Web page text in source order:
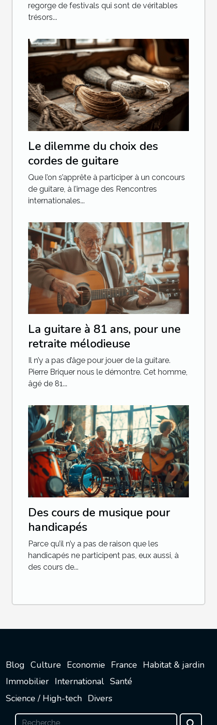
regorge de festivals qui sont de véritables
trésors...
Le dilemme du choix des
cordes de guitare
Que l’on s’apprête à participer à un concours
de guitare, à l’image des Rencontres
internationales...
La guitare à 81 ans, pour une
retraite mélodieuse
Il n’y a pas d’âge pour jouer de la guitare.
Pierre Briquer nous le démontre. Cet homme,
âgé de 81...
Des cours de musique pour
handicapés
Parce qu’il n’y a pas de raison que les
handicapés ne participent pas, eux aussi, à
des cours de...
Blog Culture Economie France Habitat & jardin
Immobilier International Santé
Science / High-tech Divers